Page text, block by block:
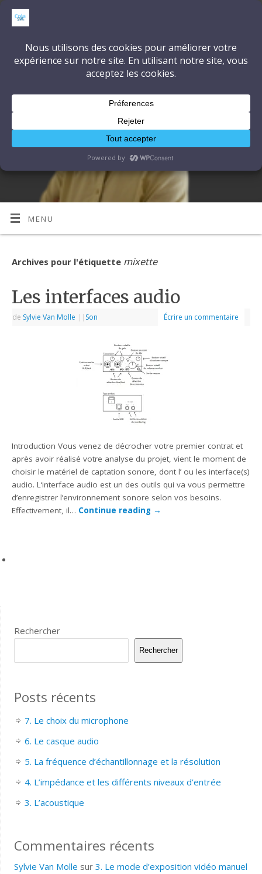
CréaSonVidéoLumière
DÉCOUVRONS ENSEMBLE L'ART ET LA TECHNIQUE
MENU
Archives pour l'étiquette mixette
Les interfaces audio
de Sylvie Van Molle | | Son Écrire un commentaire
Introduction Vous venez de décrocher votre premier contrat et
après avoir réalisé votre analyse du projet, vient le moment de
choisir le matériel de captation sonore, dont l’ ou les interface(s)
audio. L‘interface audio est un des outils qui va vous permettre
d’enregistrer l’environnement sonore selon vos besoins.
Effectivement, il… Continue reading →
Rechercher
Rechercher
Posts récents
7. Le choix du microphone
6. Le casque audio
5. La fréquence d’échantillonnage et la résolution
4. L’impédance et les différents niveaux d’entrée
3. L’acoustique
Commentaires récents
Sylvie Van Molle sur 3. Le mode d’exposition vidéo manuel